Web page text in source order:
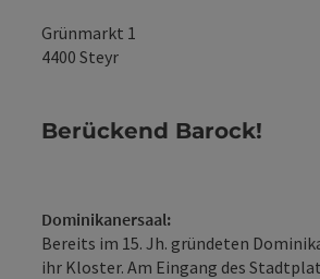
Grünmarkt 1
4400 Steyr
Berückend Barock!
Dominikanersaal:
Bereits im 15. Jh. gründeten
ihr Kloster. Am Eingang des